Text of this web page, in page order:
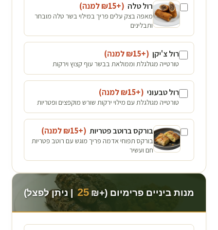
רול טלה (+₪
15 למנה)
מאפה בצק עלים פריך במילוי בשר טלה מובחר
ותבלינים
רול צ'יקן (+₪
15 למנה)
טורטייה מגולגלת וממולאת בבשר עוף קצוץ וירקות
רול טבעוני (+₪
15 למנה)
טורטייה מגולגלת עם מילוי ירקות שורש מוקפצים ופטריות
בורקס ברוטב פטריות (+₪
15 למנה)
בורקס תפוחי אדמה פריך מוגש עם רוטב פטריות
חם ועשיר
מנות ביניים פרימיום (+₪ 25 | ניתן לפצל)